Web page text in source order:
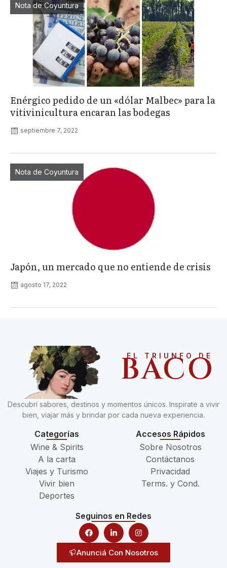
Nota de Coyuntura
Enérgico pedido de un «dólar Malbec» para la
vitivinicultura encaran las bodegas
septiembre 7, 2022
Nota de Coyuntura
Japón, un mercado que no entiende de crisis
agosto 17, 2022
EL TRIUNFO DE
BACO
Descubrí sabores, destinos y momentos únicos. Inspirate a vivir
bien, viajar más y brindar por cada nueva experiencia.
Categorías
Wine & Spirits
A la carta
Viajes y Turismo
Vivir bien
Deportes
Accesos Rápidos
Sobre Nosotros
Contáctanos
Privacidad
Terms. y Cond.
Seguinos en Redes
Anunciá Con Nosotros